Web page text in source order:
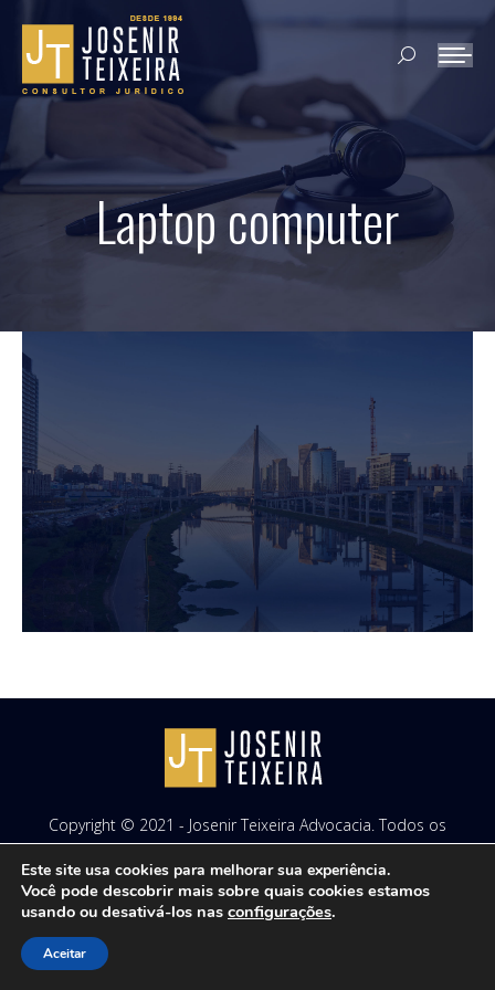
Search:
Laptop computer
Copyright © 2021 - Josenir Teixeira Advocacia. Todos os
Este site usa cookies para melhorar sua experiência.
Você pode descobrir mais sobre quais cookies estamos
usando ou desativá-los nas configurações.
Aceitar